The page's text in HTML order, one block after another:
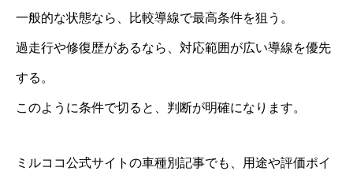
一般的な状態なら、比較導線で最高条件を狙う。
過走行や修復歴があるなら、対応範囲が広い導線を優先
する。
このように条件で切ると、判断が明確になります。
ミルココ公式サイトの車種別記事でも、用途や評価ポイ